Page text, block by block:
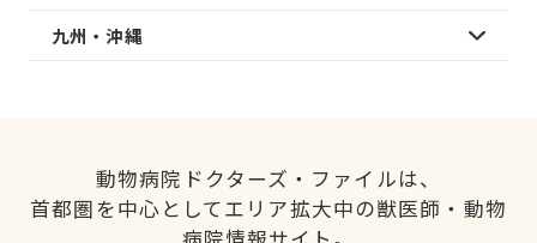
九州・沖縄
動物病院ドクターズ・ファイルは、
首都圏を中心としてエリア拡大中の獣医師・動物